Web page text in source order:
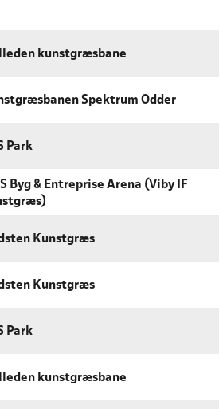
kunstgræsbane
Spektrum Odder
Park
Byg & Entreprise Arena (Viby IF
Kunstgræs
Kunstgræs
Park
kunstgræsbane